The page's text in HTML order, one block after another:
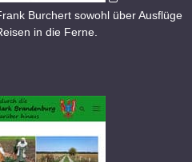
Burchert sowohl über Ausflüge
in die Ferne.